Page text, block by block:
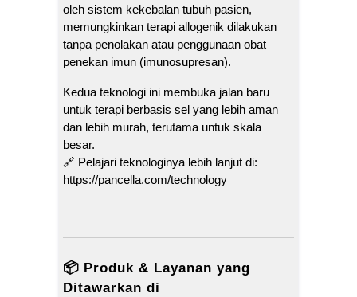
oleh sistem kekebalan tubuh pasien,
memungkinkan terapi allogenik dilakukan
tanpa penolakan atau penggunaan obat
penekan imun (imunosupresan).
Kedua teknologi ini membuka jalan baru
untuk terapi berbasis sel yang lebih aman
dan lebih murah, terutama untuk skala
besar.
🔗 Pelajari teknologinya lebih lanjut di:
https://pancella.com/technology
📦 Produk & Layanan yang
Ditawarkan di